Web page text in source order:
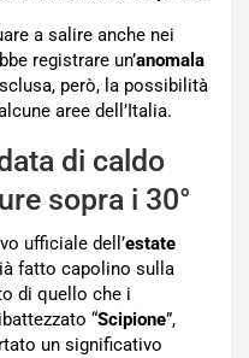
a salire anche nei
registrare un’anomala
però, la possibilità
aree dell’Italia.
di caldo
sopra i 30°
ufficiale dell’estate
fatto capolino sulla
di quello che i
“Scipione”,
un significativo